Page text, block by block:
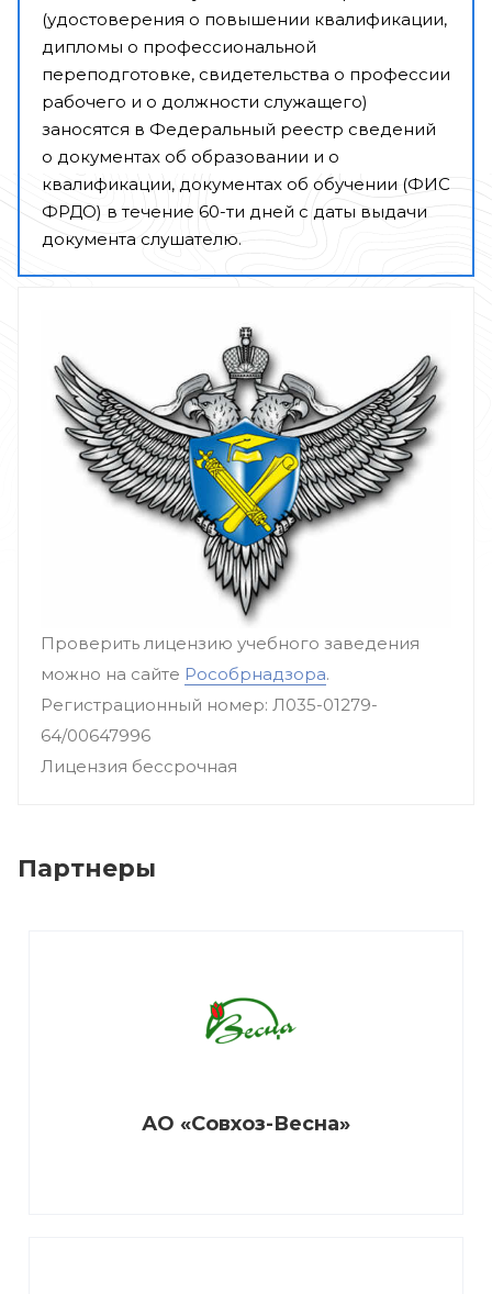
(удостоверения о повышении квалификации,
дипломы о профессиональной
переподготовке, свидетельства о профессии
рабочего и о должности служащего)
заносятся в Федеральный реестр сведений
о документах об образовании и о
квалификации, документах об обучении (ФИС
ФРДО) в течение 60-ти дней с даты выдачи
документа слушателю.
Проверить лицензию учебного заведения
можно на сайте Рособрнадзора.
Регистрационный номер: Л035-01279-
64/00647996
Лицензия бессрочная
Партнеры
АО «Совхоз-Весна»